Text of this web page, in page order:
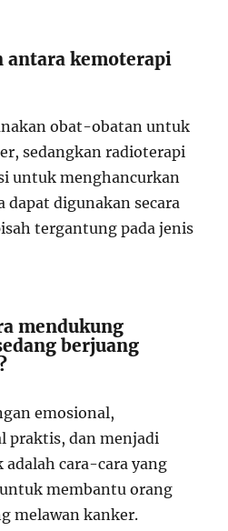
antara kemoterapi
obat-obatan untuk
sedangkan radioterapi
untuk menghancurkan
dapat digunakan secara
tergantung pada jenis
mendukung
berjuang
emosional,
praktis, dan menjadi
adalah cara-cara yang
membantu orang
melawan kanker.